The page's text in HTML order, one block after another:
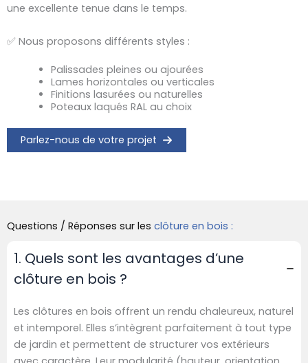
une excellente tenue dans le temps.
✅ Nous proposons différents styles :
Palissades pleines ou ajourées
Lames horizontales ou verticales
Finitions lasurées ou naturelles
Poteaux laqués RAL au choix
Parlez-nous de votre projet
Questions / Réponses sur les clôture en bois :
1. Quels sont les avantages d’une
clôture en bois ?
Les clôtures en bois offrent un rendu chaleureux, naturel
et intemporel. Elles s’intègrent parfaitement à tout type
de jardin et permettent de structurer vos extérieurs